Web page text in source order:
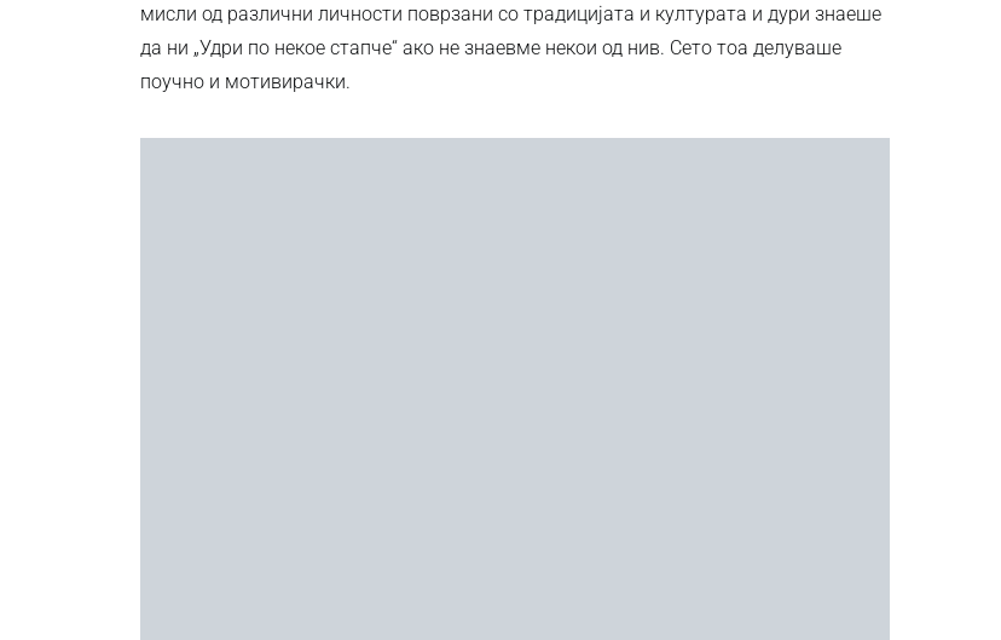
мисли од различни личности поврзани со традицијата и културата и дури знаеше
да ни „Удри по некое стапче“ ако не знаевме некои од нив. Сето тоа делуваше
поучно и мотивирачки.